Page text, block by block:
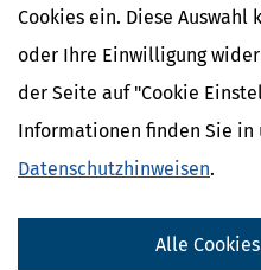
Cookies ein. Diese
oder Ihre Einwilligung
der Seite auf "Cookie
Informationen finden Sie in
Datenschutzhinweisen.
Alle
Leitzins erklärt: Bedeutung,
Zum